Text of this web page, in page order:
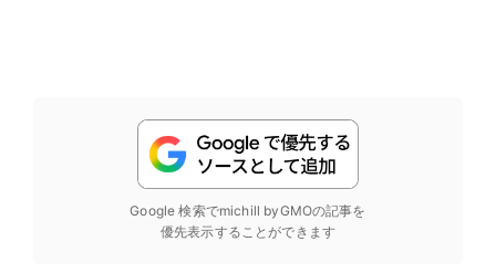
Google 検索でmichill byGMOの記事を
優先表示することができます